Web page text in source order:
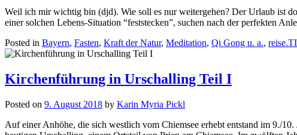
Weil ich mir wichtig bin (djd). Wie soll es nur weitergehen? Der Urlaub ist
einer solchen Lebens-Situation “feststecken”, suchen nach der perfekten
Posted in Bayern, Fasten, Kraft der Natur, Meditation, Qi Gong u. a.,
Kirchenführung in Urschalling Teil I
Posted on 9. August 2018 by Karin Myria Pickl
Auf einer Anhöhe, die sich westlich vom Chiemsee erhebt entstand im 9./